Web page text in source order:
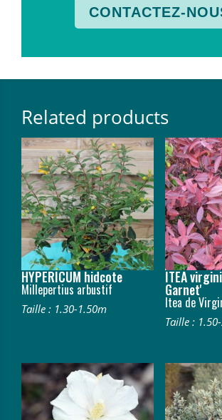
CONTACTEZ-
Related products
HYPERICUM hidcote
Millepertius arbustif
Taille : 1.30-1.50m
ITEA
Garnet'
Itea de
Taille :